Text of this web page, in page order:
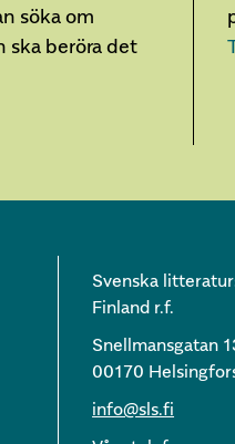
söka om
ska beröra det
Svenska
Finland r.f.
Snellmansgatan
00170
info@sls.fi